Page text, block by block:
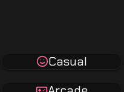
Casual